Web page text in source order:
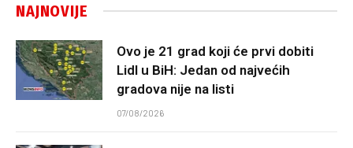
NAJNOVIJE
Ovo je 21 grad koji će prvi dobiti
Lidl u BiH: Jedan od najvećih
gradova nije na listi
07/08/2026